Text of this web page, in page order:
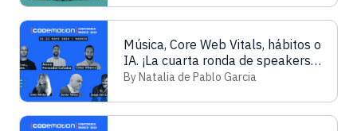
Música, Core Web Vitals, hábitos o
IA. ¡La cuarta ronda de speakers
ya está aquí!
By Natalia de Pablo Garcia